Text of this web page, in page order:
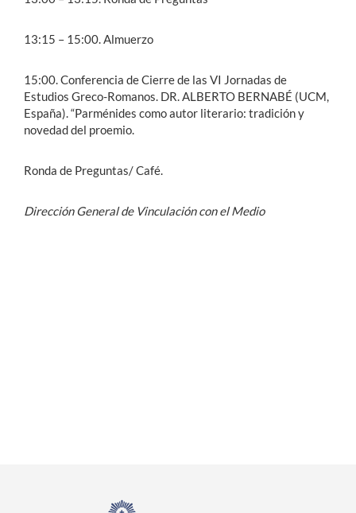
13:15 – 15:00. Almuerzo
15:00. Conferencia de Cierre de las VI Jornadas de
Estudios Greco-Romanos. DR. ALBERTO BERNABÉ (UCM,
España). “Parménides como autor literario: tradición y
novedad del proemio.
Ronda de Preguntas/ Café.
Dirección General de Vinculación con el Medio